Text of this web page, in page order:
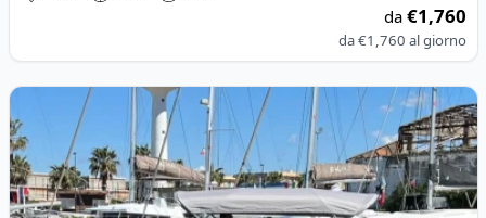
da€1,760
da€1,760 al giorno
View details for Esposito - Positano 32 (2023)